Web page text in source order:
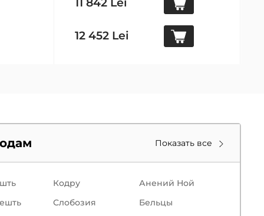
12 452 Lei
Показать все
Кодру
Анений Ной
Слобозия
Бельцы